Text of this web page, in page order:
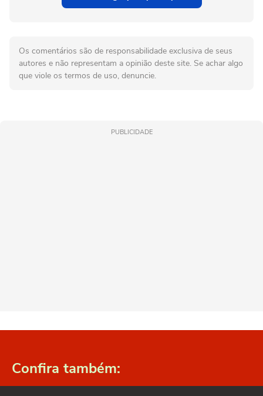
Os comentários são de responsabilidade exclusiva de seus
autores e não representam a opinião deste site. Se achar algo
que viole os termos de uso, denuncie.
PUBLICIDADE
Confira também: